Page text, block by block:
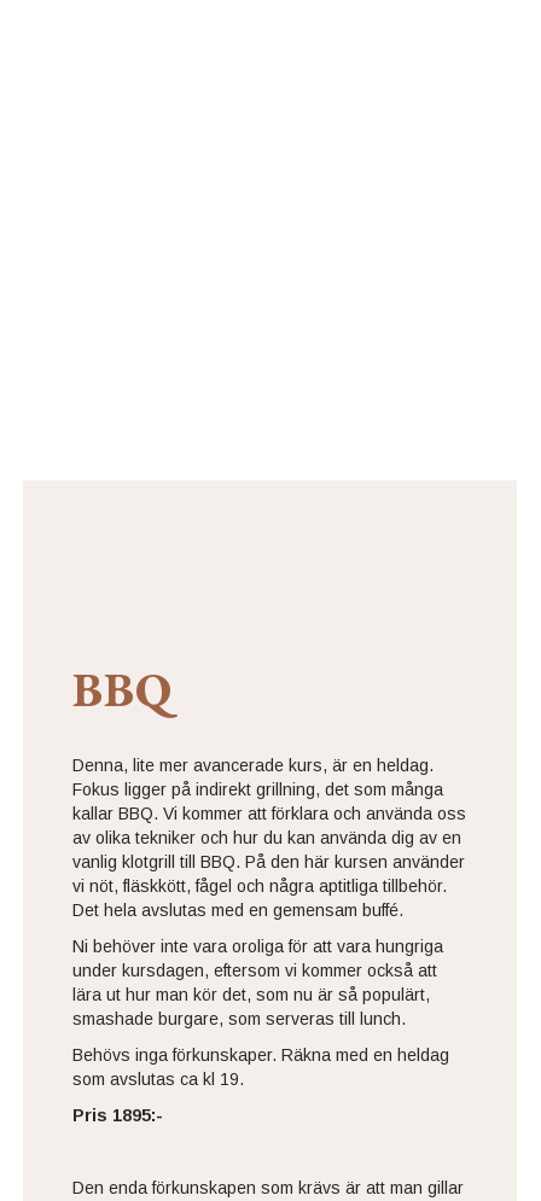
BBQ
Denna, lite mer avancerade kurs, är en heldag.
Fokus ligger på indirekt grillning, det som många
kallar BBQ. Vi kommer att förklara och använda oss
av olika tekniker och hur du kan använda dig av en
vanlig klotgrill till BBQ. På den här kursen använder
vi nöt, fläskkött, fågel och några aptitliga tillbehör.
Det hela avslutas med en gemensam buffé.
Ni behöver inte vara oroliga för att vara hungriga
under kursdagen, eftersom vi kommer också att
lära ut hur man kör det, som nu är så populärt,
smashade burgare, som serveras till lunch.
Behövs inga förkunskaper. Räkna med en heldag
som avslutas ca kl 19.
Pris 1895:-
Den enda förkunskapen som krävs är att man gillar